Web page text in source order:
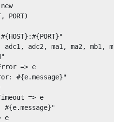
PORT)
adc1, adc2, ma1, ma2, mb1,
=> e
#{e.message}"
=> e
#{e.message}"
e